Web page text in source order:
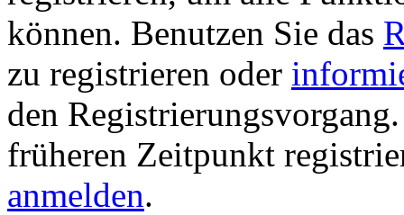
können. Benutzen Sie das
zu registrieren oder
den
früheren Zeitpunkt
anmelden.